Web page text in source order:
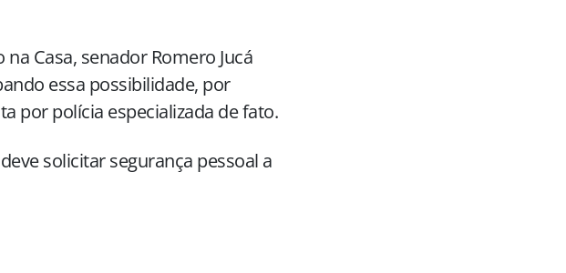
Casa, senador Romero Jucá
essa possibilidade, por
por polícia especializada de fato.
solicitar segurança pessoal a